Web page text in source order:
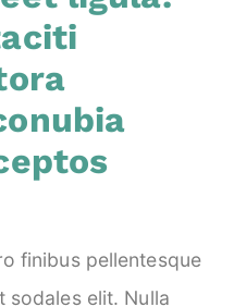
finibus pellentesque
sodales elit. Nulla